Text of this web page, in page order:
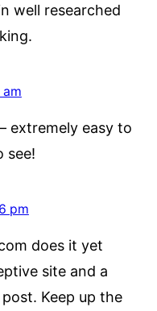
well researched
extremely easy to
see!
pm
does it yet
site and a
Keep up the